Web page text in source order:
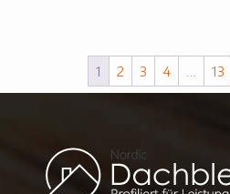
1 2 3 4 13